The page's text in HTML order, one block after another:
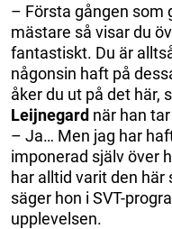
– Första gången som
mästare så visar du
fantastiskt. Du är
någonsin haft på
åker du ut på det här,
Leijnegard när han
– Ja… Men jag har
imponerad själv över
har alltid varit den här
säger hon i SVT-
upplevelsen.